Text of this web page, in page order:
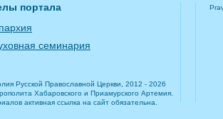
портала
семинария
Русской Православной Церкви, 2012 - 2026
Хабаровского и Приамурского Артемия.
активная ссылка на сайт обязательна.